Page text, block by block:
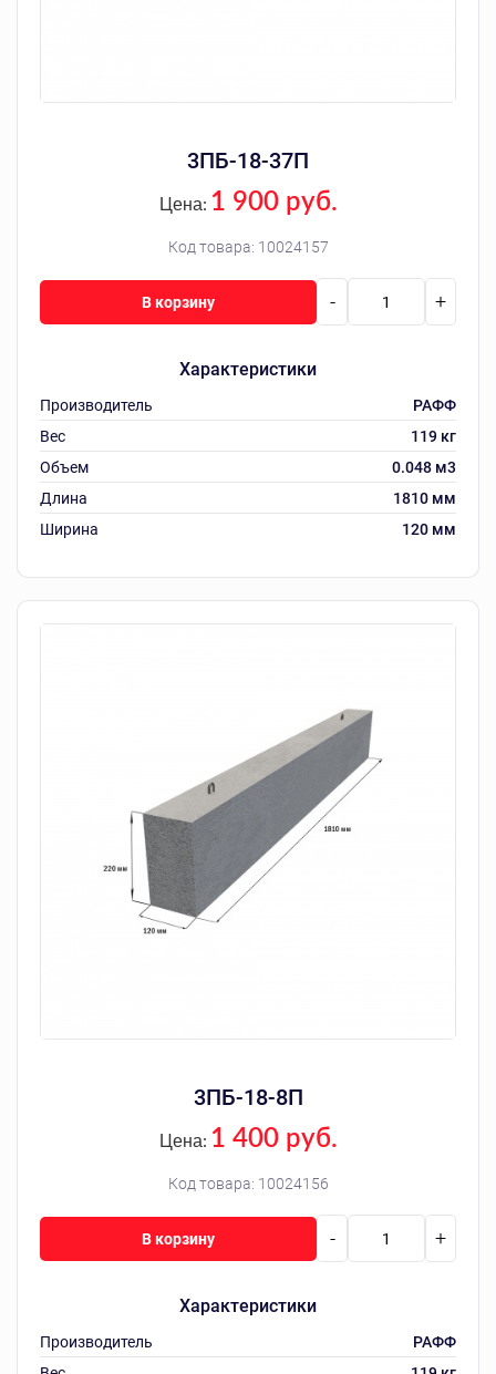
3ПБ-18-37П
Код товара: 10024157
Цена: 1 900 руб.
Характеристики
Производитель
РАФФ
Вес
119 кг
Объем
0.048 м3
Длина
1810 мм
Ширина
120 мм
- +
В корзину
3ПБ-18-8П
Код товара: 10024156
Цена: 1 400 руб.
Характеристики
Производитель
РАФФ
- +
В корзину